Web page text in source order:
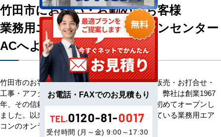
竹田市にお住い・お勤めのお客様
業務用エアコン専門店エアコンセンター
ACへようこそ
竹田市のお客様へ業務用エアコン・空調機器の販売・お打合せ・
工事・アフターサービスまで一貫して承ります。弊社は創業1967
年、その信頼を基に空調のネット販売を日本で初めてオープンし
ました。以来、皆様にご信頼・ご愛顧いただいている業務用エア
コンのオンラインショップです。
お電話・FAXでのお見積もり
TEL.0120-81-0017
受付時間 (月～金) 9:00～17:30